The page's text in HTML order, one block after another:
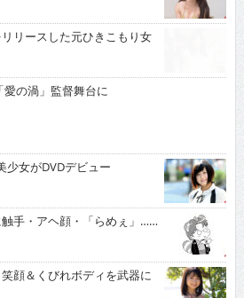
リースした元ひきこもり女
の渦」監督舞台に
＆くびれボディを武器に